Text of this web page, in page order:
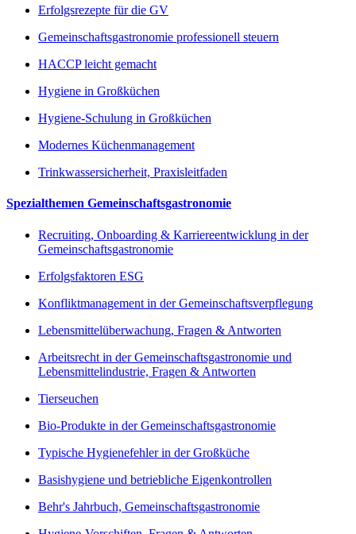
Erfolgsrezepte für die GV
Gemeinschaftsgastronomie professionell steuern
HACCP leicht gemacht
Hygiene in Großküchen
Hygiene-Schulung in Großküchen
Modernes Küchenmanagement
Trinkwassersicherheit, Praxisleitfaden
Spezialthemen Gemeinschaftsgastronomie
Recruiting, Onboarding & Karriereentwicklung in der
Gemeinschaftsgastronomie
Erfolgsfaktoren ESG
Konfliktmanagement in der Gemeinschaftsverpflegung
Lebensmittelüberwachung, Fragen & Antworten
Arbeitsrecht in der Gemeinschaftsgastronomie und
Lebensmittelindustrie, Fragen & Antworten
Tierseuchen
Bio-Produkte in der Gemeinschaftsgastronomie
Typische Hygienefehler in der Großküche
Basishygiene und betriebliche Eigenkontrollen
Behr's Jahrbuch, Gemeinschaftsgastronomie